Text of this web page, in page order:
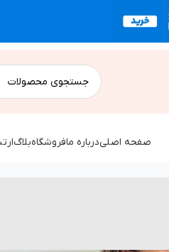
صفحه اصلیدرباره مافروشگاهبلاگ